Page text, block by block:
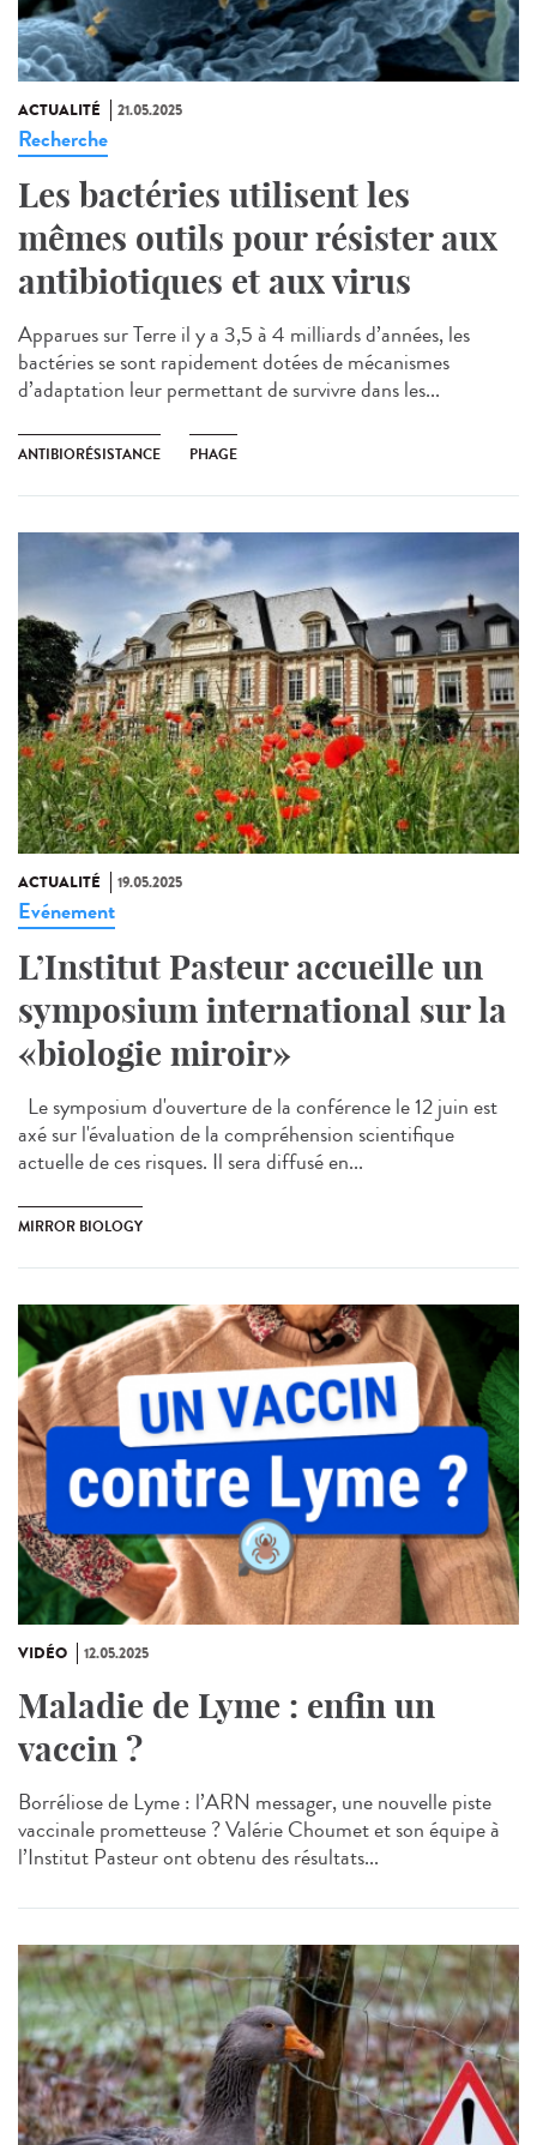
ACTUALITÉ 21.05.2025
Recherche
Les bactéries utilisent les
mêmes outils pour résister aux
antibiotiques et aux virus
Apparues sur Terre il y a 3,5 à 4 milliards d’années, les
bactéries se sont rapidement dotées de mécanismes
d’adaptation leur permettant de survivre dans les...
ANTIBIORÉSISTANCE PHAGE
ACTUALITÉ 19.05.2025
Evénement
L’Institut Pasteur accueille un
symposium international sur la
«biologie miroir»
Le symposium d'ouverture de la conférence le 12 juin est
axé sur l'évaluation de la compréhension scientifique
actuelle de ces risques. Il sera diffusé en...
MIRROR BIOLOGY
VIDÉO 12.05.2025
Maladie de Lyme : enfin un
vaccin ?
Borréliose de Lyme : l’ARN messager, une nouvelle piste
vaccinale prometteuse ? Valérie Choumet et son équipe à
l’Institut Pasteur ont obtenu des résultats...